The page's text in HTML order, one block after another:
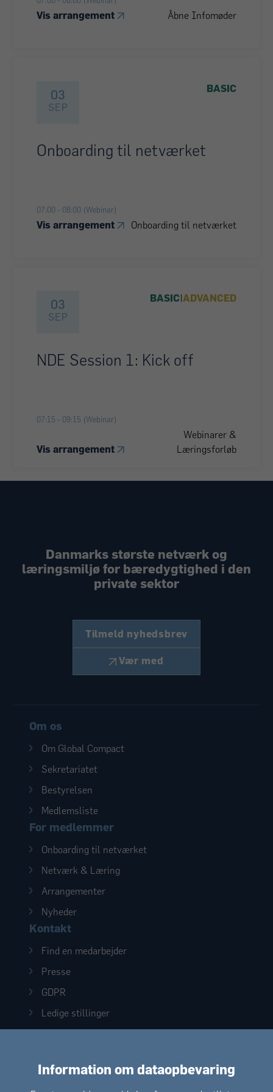
Vis arrangement Åbne Infomøder
03
SEP
BASIC
Onboarding til netværket
07:00 - 08:00 (Webinar)
Vis arrangement Onboarding til netværket
03
SEP
BASIC|ADVANCED
NDE Session 1: Kick off
07:15 - 09:15 (Webinar)
Vis arrangement
Webinarer &
Læringsforløb
Danmarks største netværk og
læringsmiljø for bæredygtighed i den
private sektor
Tilmeld nyhedsbrev
Vær med
Om os
Om Global Compact
Sekretariatet
Bestyrelsen
Medlemsliste
For medlemmer
Onboarding til netværket
Netværk & Læring
Arrangementer
Nyheder
Kontakt
Find en medarbejder
Presse
GDPR
Ledige stillinger
Information om dataopbevaring